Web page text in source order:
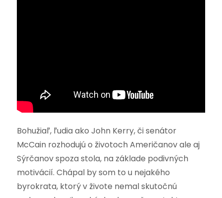
Bohužiaľ, ľudia ako John Kerry, či senátor
McCain rozhodujú o životoch Američanov ale aj
Sýrčanov spoza stola, na základe podivných
motivácií. Chápal by som to u nejakého
byrokrata, ktorý v živote nemal skutočnú